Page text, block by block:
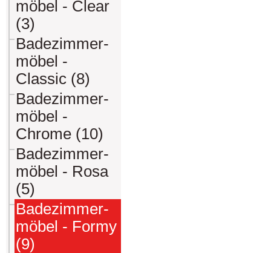
möbel - Clear
(3)
Badezimmer-
möbel -
Classic (8)
Badezimmer-
möbel -
Chrome (10)
Badezimmer-
möbel - Rosa
(5)
Badezimmer-
möbel - Formy
(9)